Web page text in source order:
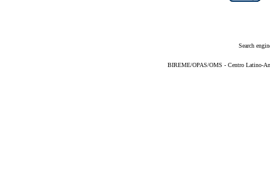
Search
BIREME/OPAS/OMS - Centro Latino-